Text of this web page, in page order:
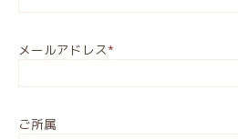
メールアドレス*
ご所属